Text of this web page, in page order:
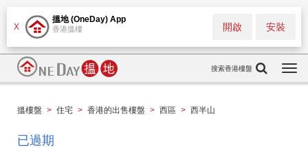
X
搵地 (OneDay) App
香港搵樓 安裝
開啟
搜索香港樓盤
搵樓盤 > 住宅 > 香港的出售樓盤 > 西區 > 西半山
已過期